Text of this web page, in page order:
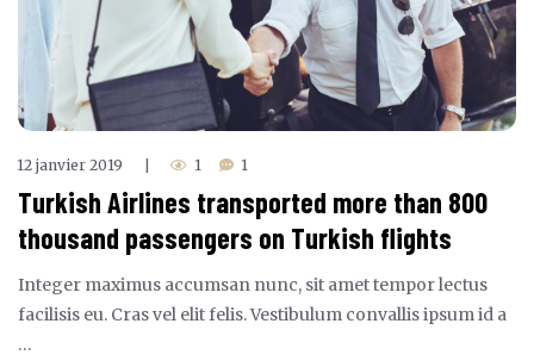
12 janvier 2019 1 1
Turkish Airlines transported more than 800
thousand passengers on Turkish flights
Integer maximus accumsan nunc, sit amet tempor lectus
facilisis eu. Cras vel elit felis. Vestibulum convallis ipsum id a
…